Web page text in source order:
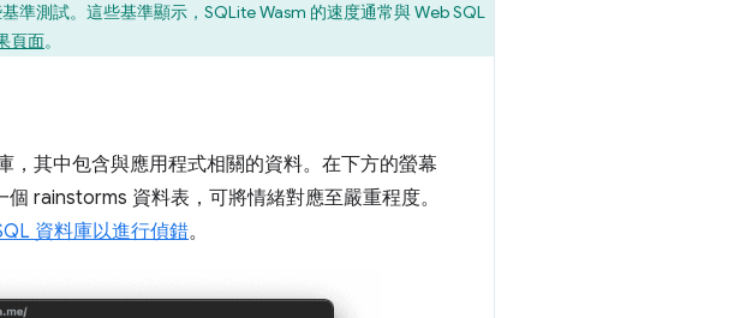
準測試。這些基準顯示，SQLite Wasm 的速度通常與 Web SQL
頁面。
，其中包含與應用程式相關的資料。在下方的螢幕
rainstorms 資料表，可將情緒對應至嚴重程度。
資料庫以進行偵錯。